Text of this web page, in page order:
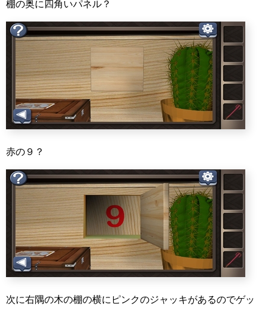
棚の奥に四角いパネル？
赤の９？
次に右隅の木の棚の横にピンクのジャッキがあるのでゲッ